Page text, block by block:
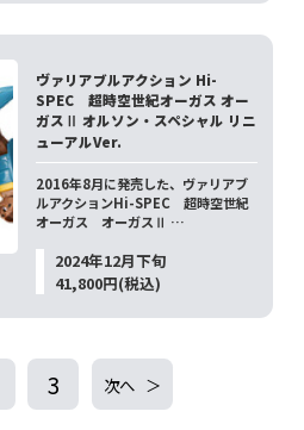
ヴァリアブルアクション Hi-
SPEC 超時空世紀オーガス オー
ガスⅡ オルソン・スペシャル リニ
ューアルVer.
2016年8月に発売した、ヴァリアブ
ルアクションHi-SPEC 超時空世紀
オーガス オーガスⅡ …
2024年12月下旬
41,800円(税込)
3 次へ